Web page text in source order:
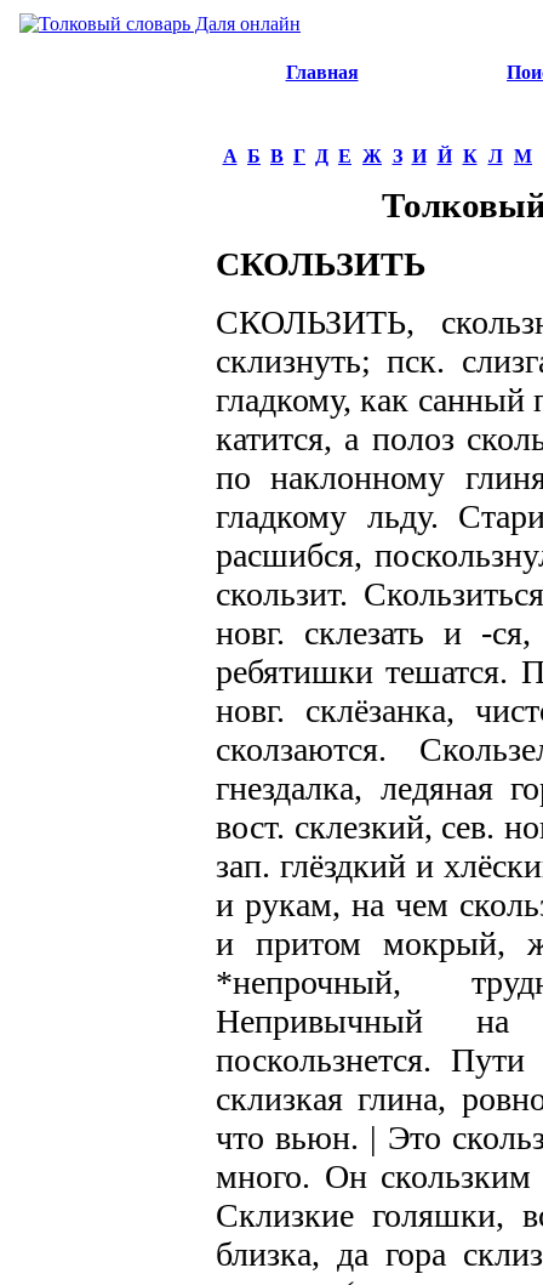
Главная
А Б В Г Д Е Ж З И Й К Л М
СКОЛЬЗИТЬ
СКОЛЬЗИТЬ,
склизнуть; пск.
гладкому, как
катится, а полоз
по наклонному
гладкому льду.
расшибся,
скользит.
новг. склезать и -
ребятишки тешатся.
новг. склёзанка,
сколзаются.
гнездалка, ледяная
вост. склезкий, сев.
зап. глёздкий и
и рукам, на чем
и притом мокрый,
*непрочный,
Непривычный на
поскользнется.
склизкая глина,
что вьюн. | Это
много. Он
Склизкие голяшки,
близка, да гора